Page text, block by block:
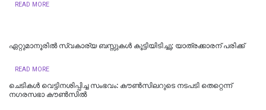
READ MORE
ഏറ്റുമാനൂരിൽ സ്വകാര്യ ബസ്സുകൾ കൂട്ടിയിടിച്ചു; യാത്രക്കാരന് പരിക്ക്
READ MORE
ചെടികള്‍ വെട്ടിനശിപ്പിച്ച സംഭവം: കൗണ്‍സിലറുടെ നടപടി തെറ്റെന്ന്
നഗരസഭാ കൗണ്‍സില്‍